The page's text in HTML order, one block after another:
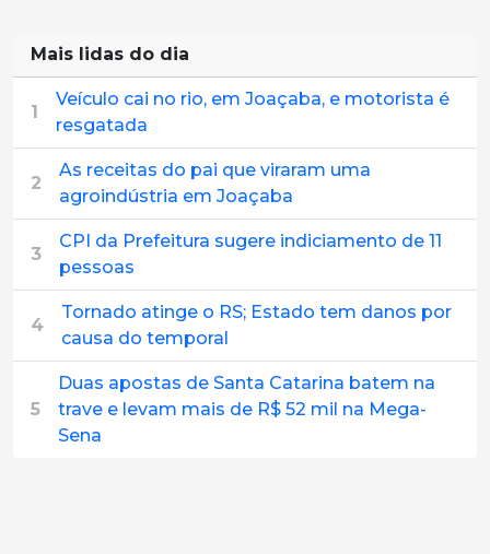
Mais lidas do dia
1
Veículo cai no rio, em Joaçaba, e motorista é
resgatada
2
As receitas do pai que viraram uma
agroindústria em Joaçaba
3
CPI da Prefeitura sugere indiciamento de 11
pessoas
4
Tornado atinge o RS; Estado tem danos por
causa do temporal
5
Duas apostas de Santa Catarina batem na
trave e levam mais de R$ 52 mil na Mega-
Sena